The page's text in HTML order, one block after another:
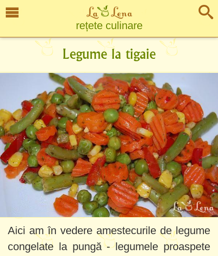
rețete culinare
Legume la tigaie
Aici am în vedere amestecurile de legume
congelate la pungă - legumele proaspete